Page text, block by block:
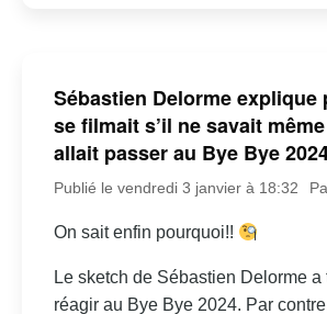
Sébastien Delorme explique
se filmait s’il ne savait
allait passer au Bye Bye
Publié le vendredi 3 janvier à 18:32
On sait enfin pourquoi!!
Le sketch de Sébastien Delorme a
réagir au Bye Bye 2024. Par